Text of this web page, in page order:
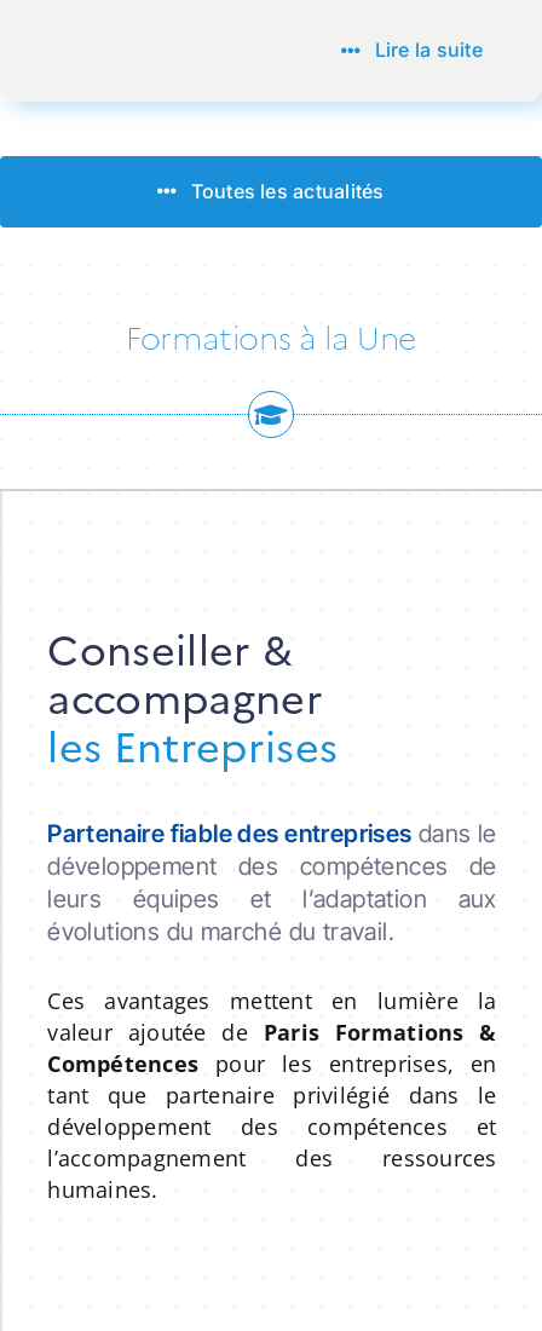
Lire la suite
Toutes les actualités
Formations à la Une
Conseiller &
accompagner
les Entreprises
Partenaire fiable des entreprises dans le
développement des compétences de
leurs équipes et l’adaptation aux
évolutions du marché du travail.
Ces avantages mettent en lumière la
valeur ajoutée de Paris Formations &
Compétences pour les entreprises, en
tant que partenaire privilégié dans le
développement des compétences et
l’accompagnement des ressources
humaines.